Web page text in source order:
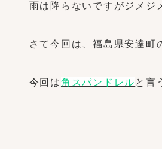
雨は降らないですがジメジ
さて今回は、福島県安達町
今回は角スパンドレル と言